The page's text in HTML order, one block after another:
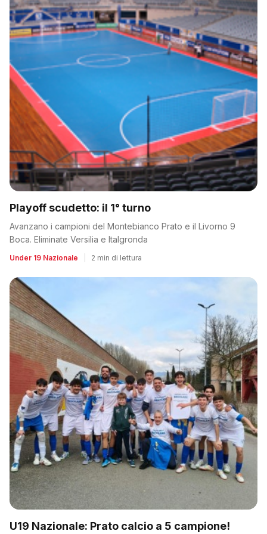
Playoff scudetto: il 1° turno
Avanzano i campioni del Montebianco Prato e il Livorno 9
Boca. Eliminate Versilia e Italgronda
Under 19 Nazionale 2 min di lettura
U19 Nazionale: Prato calcio a 5 campione!